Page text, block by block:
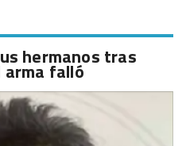
hermanos tras
arma falló